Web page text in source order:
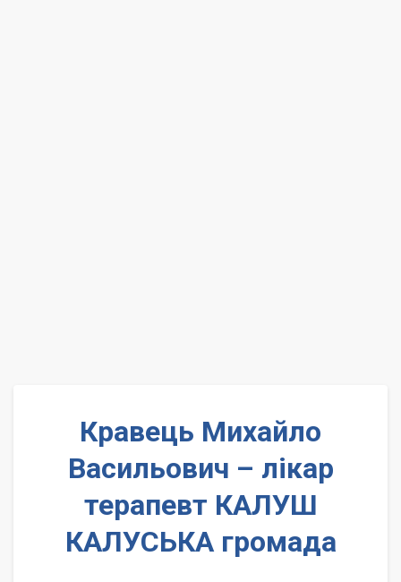
Кравець Михайло
Васильович – лікар
терапевт КАЛУШ
КАЛУСЬКА громада